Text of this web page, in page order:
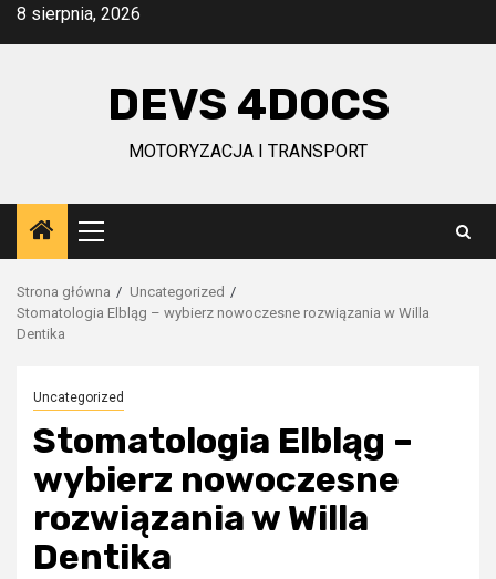
Przejdź
8 sierpnia, 2026
DEVS 4DOCS
MOTORYZACJA I TRANSPORT
Menu
główne
Strona główna
Uncategorized
Stomatologia Elbląg – wybierz nowoczesne rozwiązania w Willa
Dentika
Uncategorized
Stomatologia Elbląg –
wybierz nowoczesne
rozwiązania w Willa
Dentika